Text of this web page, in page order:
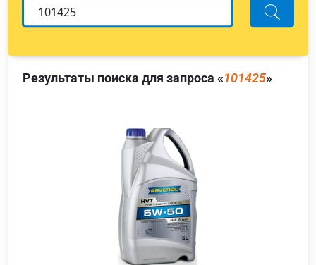
Результаты поиска для запроса «101425»